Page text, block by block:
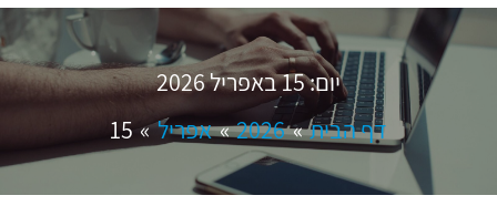
יום:15 באפריל 2026
דף הבית
2026 אפריל 15